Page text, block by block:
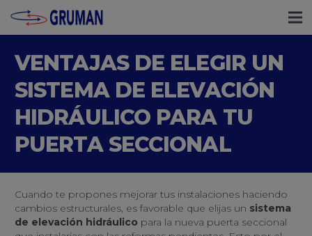
VENTAJAS DE ELEGIR UN
SISTEMA DE ELEVACIÓN
HIDRÁULICO PARA TU
PUERTA SECCIONAL
Cuando te propones mejorar tus instalaciones haciendo
cambios estructurales, es favorable que elijas un sistema
de elevación hidráulico para la nueva puerta seccional